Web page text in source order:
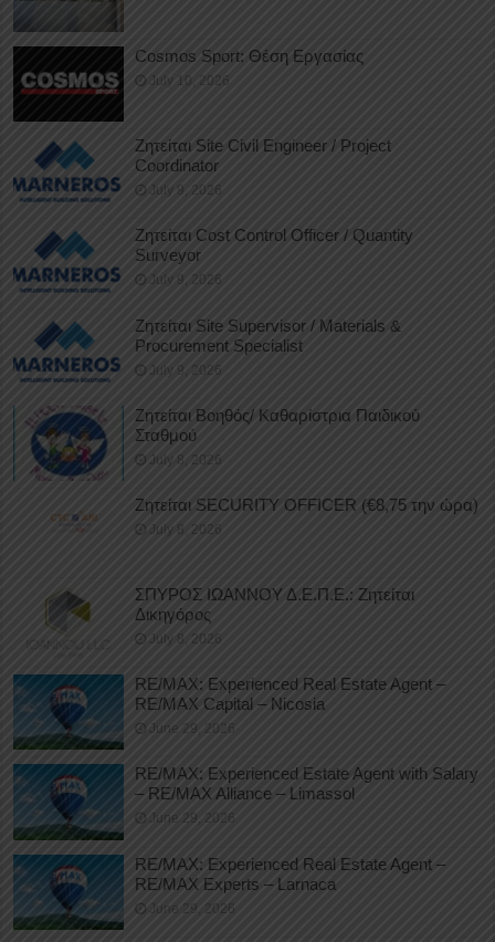
Cosmos Sport: Θέση Εργασίας
July 10, 2026
Ζητείται Site Civil Engineer / Project
Coordinator
July 9, 2026
Ζητείται Cost Control Officer / Quantity
Surveyor
July 9, 2026
Ζητείται Site Supervisor / Materials &
Procurement Specialist
July 9, 2026
Ζητείται Βοηθός/ Καθαρίστρια Παιδικού
Σταθμού
July 8, 2026
Ζητείται SECURITY OFFICER (€8,75 την ώρα)
July 8, 2026
ΣΠΥΡΟΣ ΙΩΑΝΝΟΥ Δ.Ε.Π.Ε.: Ζητείται
Δικηγόρος
July 8, 2026
RE/MAX: Experienced Real Estate Agent –
RE/MAX Capital – Nicosia
June 29, 2026
RE/MAX: Experienced Estate Agent with Salary
– RE/MAX Alliance – Limassol
June 29, 2026
RE/MAX: Experienced Real Estate Agent –
RE/MAX Experts – Larnaca
June 29, 2026